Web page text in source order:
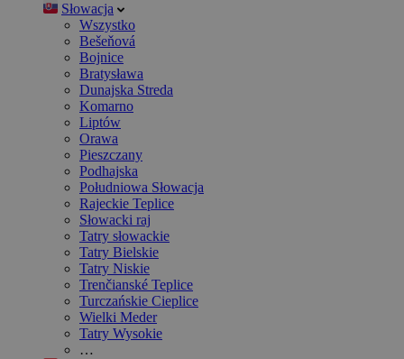
Słowacja
Wszystko
Bešeňová
Bojnice
Bratysława
Dunajska Streda
Komarno
Liptów
Orawa
Pieszczany
Podhajska
Południowa Słowacja
Rajeckie Teplice
Słowacki raj
Tatry słowackie
Tatry Bielskie
Tatry Niskie
Trenčianské Teplice
Turczańskie Cieplice
Wielki Meder
Tatry Wysokie
…